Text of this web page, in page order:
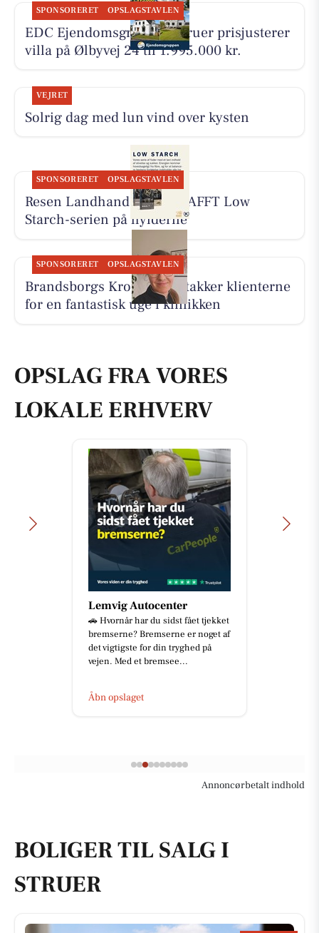
SPONSORERET OPSLAGSTAVLEN
EDC Ejen­doms­grup­pen Struer prisjusterer
villa på Ølbyvej 24 til 1.995.000 kr.
VEJRET
Solrig dag med lun vind over kysten
SPONSORERET OPSLAGSTAVLEN
Resen Landhandel har KRAFFT Low
Starch-serien på hylderne
SPONSORERET OPSLAGSTAVLEN
Brandsborgs Kropsterapi takker klienterne
for en fantastisk uge i klinikken
OPSLAG FRA VORES
LOKALE ERHVERV
Lemvig Autocenter
🚗 Hvornår har du sidst fået tjekket
bremserne? Bremserne er noget af
det vigtigste for din tryghed på
vejen. Med et bremsee...
Åbn opslaget
Annoncørbetalt indhold
BOLIGER TIL SALG I
STRUER